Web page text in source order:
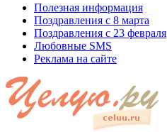
Полезная информация
Поздравления с 8 марта
Поздравления с 23 февраля
Любовные SMS
Реклама на сайте